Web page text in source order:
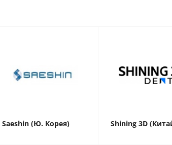
Saeshin (Ю. Корея) Shining 3D